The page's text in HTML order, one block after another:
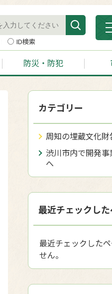
ID検索
防災・防犯
カテゴリー
周知の埋蔵文化
渋川市内で開発
へ
最近チェックし
最近チェックした
せん。